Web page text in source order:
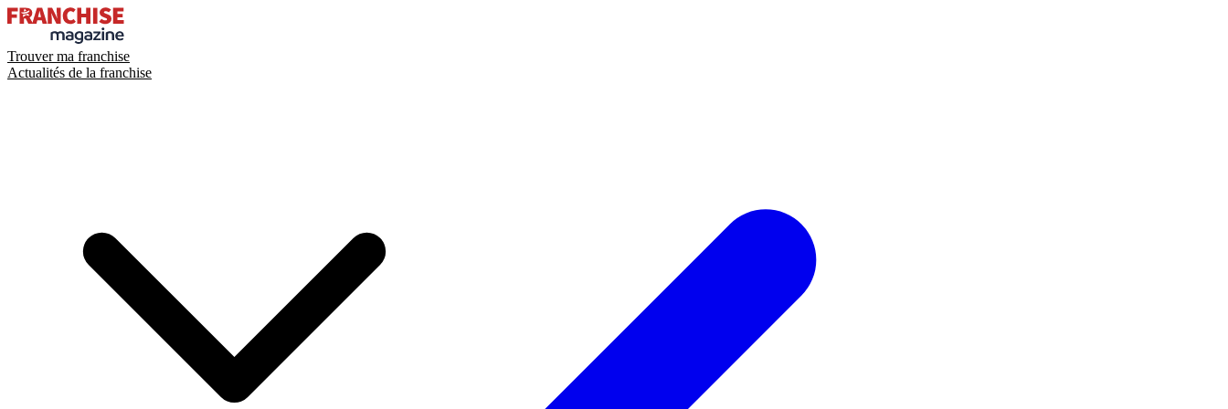
Trouver ma franchise
Actualités de la franchise